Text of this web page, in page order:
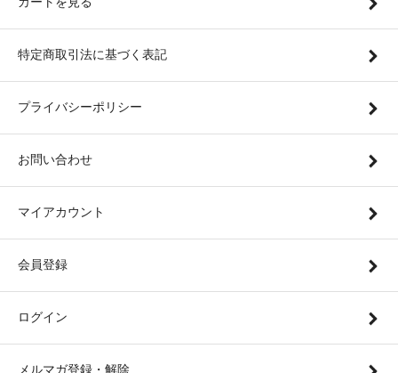
特定商取引法に基づく表記
プライバシーポリシー
お問い合わせ
マイアカウント
会員登録
ログイン
メルマガ登録・解除